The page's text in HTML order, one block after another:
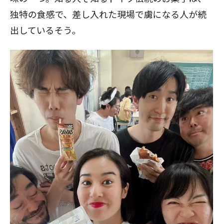
独特の食感で、差し入れた現場で虜になる人が続
出しているそう。